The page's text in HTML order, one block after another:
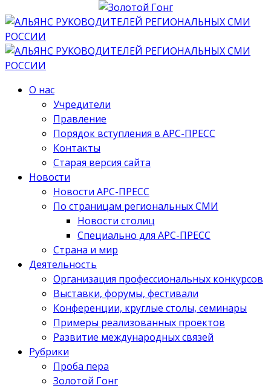
О нас
Учредители
Правление
Порядок вступления в АРС-ПРЕСС
Контакты
Старая версия сайта
Новости
Новости АРС-ПРЕСС
По страницам региональных СМИ
Новости столиц
Специально для АРС-ПРЕСС
Страна и мир
Деятельность
Организация профессиональных конкурсов
Выставки, форумы, фестивали
Конференции, круглые столы, семинары
Примеры реализованных проектов
Развитие международных связей
Рубрики
Проба пера
Золотой Гонг